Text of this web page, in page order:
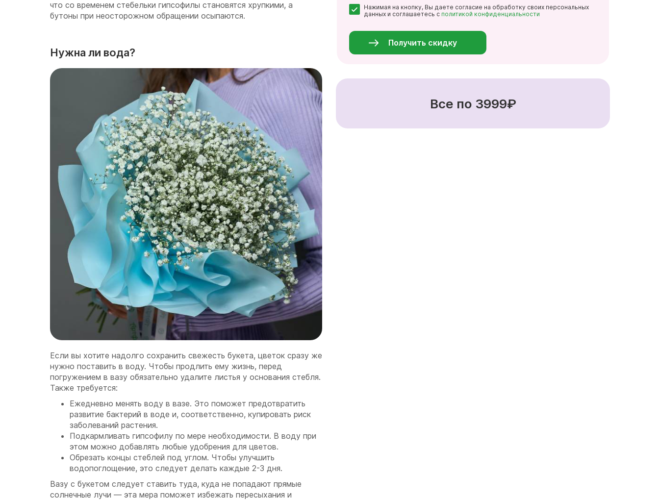
что со временем стебельки гипсофилы становятся хрупкими, а
бутоны при неосторожном обращении осыпаются.
Нужна ли вода?
Если вы хотите надолго сохранить свежесть букета, цветок сразу же
нужно поставить в воду. Чтобы продлить ему жизнь, перед
погружением в вазу обязательно удалите листья у основания стебля.
Также требуется:
Ежедневно менять воду в вазе. Это поможет предотвратить
развитие бактерий в воде и, соответственно, купировать риск
заболеваний растения.
Подкармливать гипсофилу по мере необходимости. В воду при
этом можно добавлять любые удобрения для цветов.
Обрезать концы стеблей под углом. Чтобы улучшить
водопоглощение, это следует делать каждые 2-3 дня.
Вазу с букетом следует ставить туда, куда не попадают прямые
солнечные лучи — эта мера поможет избежать пересыхания и
*
*
Нажимая на кнопку, Вы даете согласие на обработку своих персональных
данных и соглашаетесь с политикой конфиденциальности
Получить скидку
Все по 3999₽